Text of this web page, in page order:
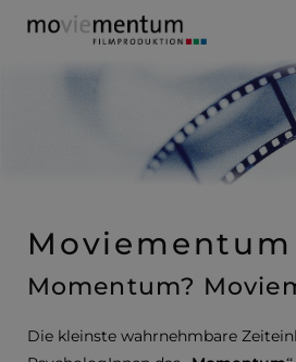
Moviementum
Momentum?
Die kleinste wahrnehmbare